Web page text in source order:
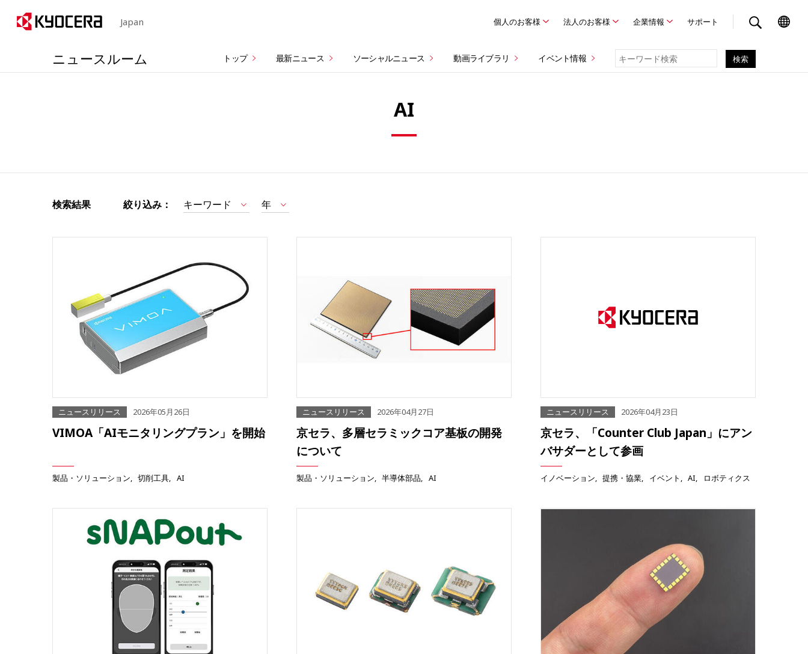
Japan 個人のお客様 法人のお客様 企業情報 サポート
ニュースルーム トップ 最新ニュース ソーシャルニュース 動画ライブラリ イベント情報
AI
検索結果 絞り込み： キーワード 年
ニュースリリース 2026年05月26日
VIMOA「AIモニタリングプラン」を開始
製品・ソリューション 切削工具 AI
ニュースリリース 2026年04月27日
京セラ、多層セラミックコア基板の開発
について
製品・ソリューション 半導体部品 AI
ニュースリリース 2026年04月23日
京セラ、「Counter Club Japan」にアン
バサダーとして参画
イノベーション 提携・協業 イベント AI ロボティクス